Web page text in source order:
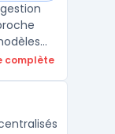
à
complète